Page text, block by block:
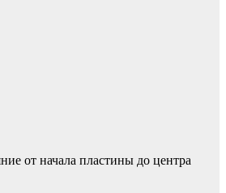
от начала пластины до центра